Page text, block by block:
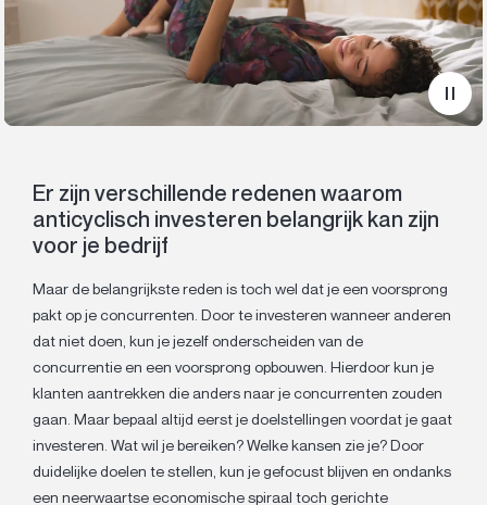
Er zijn verschillende redenen waarom
anticyclisch investeren belangrijk kan zijn
voor je bedrijf
Maar de belangrijkste reden is toch wel dat je een voorsprong
pakt op je concurrenten. Door te investeren wanneer anderen
dat niet doen, kun je jezelf onderscheiden van de
concurrentie en een voorsprong opbouwen. Hierdoor kun je
klanten aantrekken die anders naar je concurrenten zouden
gaan. Maar bepaal altijd eerst je doelstellingen voordat je gaat
investeren. Wat wil je bereiken? Welke kansen zie je? Door
duidelijke doelen te stellen, kun je gefocust blijven en ondanks
een neerwaartse economische spiraal toch gerichte